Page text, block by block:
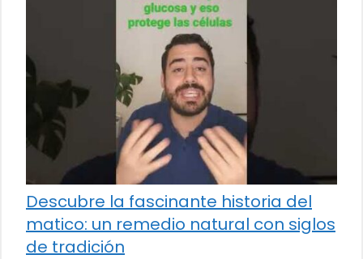
Descubre la fascinante historia del
matico: un remedio natural con siglos
de tradición